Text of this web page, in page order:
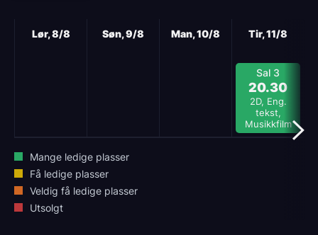
Lør, 8/8 Søn, 9/8 Man, 10/8 Tir, 11/8
Sal 3
20.30
2D, Eng.
tekst,
Musikkfilm
Mange ledige plasser
Få ledige plasser
Veldig få ledige plasser
Utsolgt